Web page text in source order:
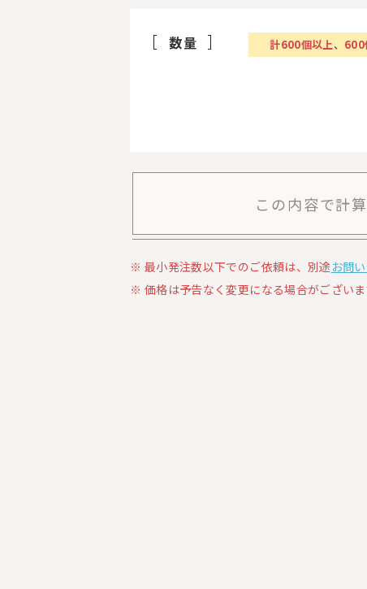
数量 計600個以上、 600
この内容で計
最小発注数以下でのご依頼は、別途 お問
価格は予告なく変更になる場合がございま